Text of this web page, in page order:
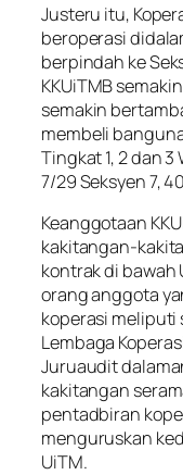
Justeru itu,
beroperasi
berpindah ke
KKUiTMB
semakin
membeli
Tingkat 1, 2 dan
7/29 Seksyen 7,
Keanggotaan
kakitangan-
kontrak di bawah
orang anggota
koperasi meliputi
Lembaga
Juruaudit
kakitangan
pentadbiran
menguruskan
UiTM.